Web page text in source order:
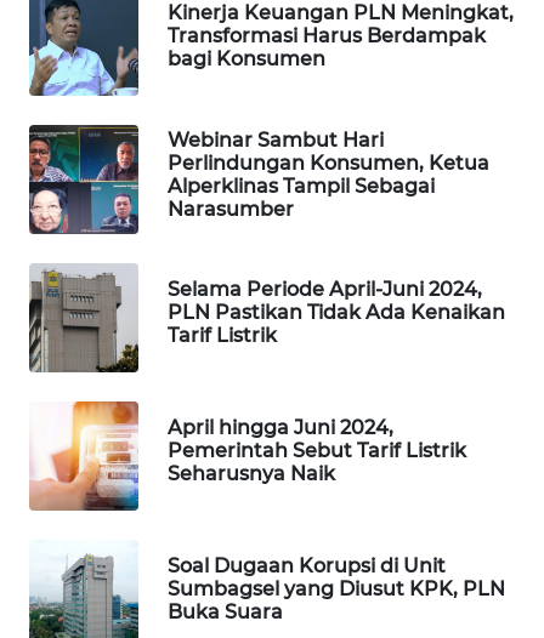
Kinerja Keuangan PLN Meningkat,
Transformasi Harus Berdampak
bagi Konsumen
Webinar Sambut Hari
Perlindungan Konsumen, Ketua
Alperklinas Tampil Sebagai
Narasumber
Selama Periode April-Juni 2024,
PLN Pastikan Tidak Ada Kenaikan
Tarif Listrik
April hingga Juni 2024,
Pemerintah Sebut Tarif Listrik
Seharusnya Naik
Soal Dugaan Korupsi di Unit
Sumbagsel yang Diusut KPK, PLN
Buka Suara
SONYA
ASA
NEWS